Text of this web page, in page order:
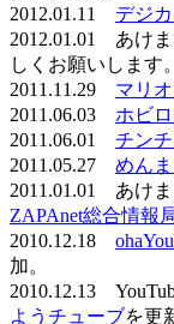
2012.01.11 デジ
2012.01.01 あけ
しくお願いします。
2011.11.29 マリ
2011.06.03 ホビ
2011.06.01 チン
2011.05.27 めん
2011.01.01 あけ
ZAPAnet総合情報
2010.12.18
加。
2010.12.13
ようチューブを更